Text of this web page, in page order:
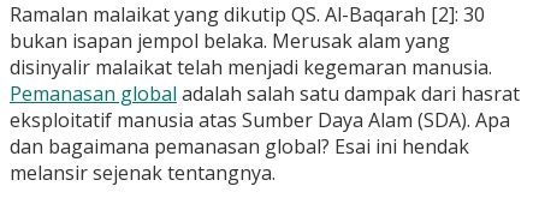
Ramalan malaikat yang dikutip QS. Al-Baqarah [2]: 30
bukan isapan jempol belaka. Merusak alam yang
disinyalir malaikat telah menjadi kegemaran manusia.
Pemanasan global adalah salah satu dampak dari hasrat
eksploitatif manusia atas Sumber Daya Alam (SDA). Apa
dan bagaimana pemanasan global? Esai ini hendak
melansir sejenak tentangnya.